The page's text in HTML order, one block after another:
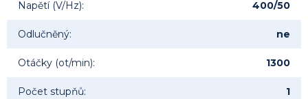
Napětí (V/Hz): 400/50
Odlučněný: ne
Otáčky (ot/min): 1300
Počet stupňů: 1